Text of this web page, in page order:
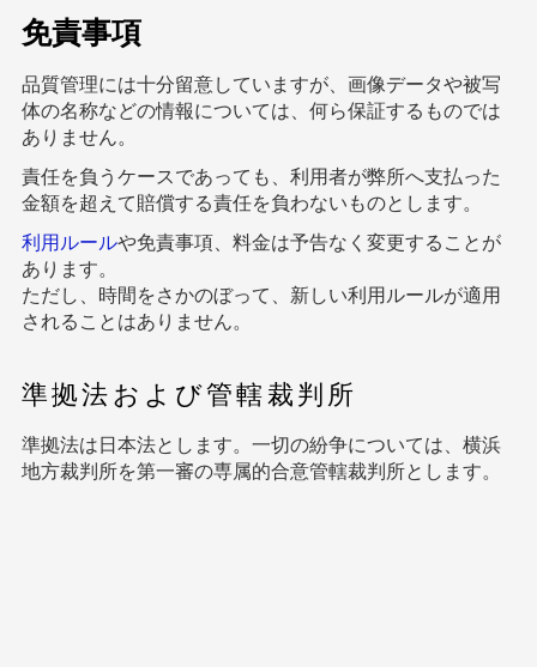
免責事項
品質管理には十分留意していますが、画像データや被写
体の名称などの情報については、何ら保証するものでは
ありません。
責任を負うケースであっても、利用者が弊所へ支払った
金額を超えて賠償する責任を負わないものとします。
利用ルールや免責事項、料金は予告なく変更することが
あります。
ただし、時間をさかのぼって、新しい利用ルールが適用
されることはありません。
準拠法および管轄裁判所
準拠法は日本法とします。一切の紛争については、横浜
地方裁判所を第一審の専属的合意管轄裁判所とします。